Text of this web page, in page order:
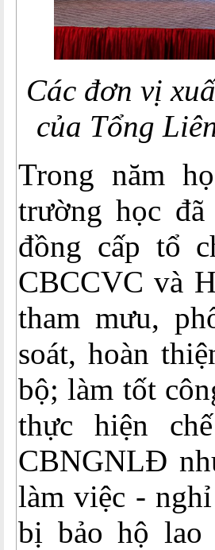
Các đơn vị
của Tổng
Trong năm
trường học
đồng cấp tổ
CBCCVC và
tham mưu,
soát, hoàn
bộ; làm tốt
thực hiện
CBNGNLĐ
làm việc -
bị bảo hộ lao